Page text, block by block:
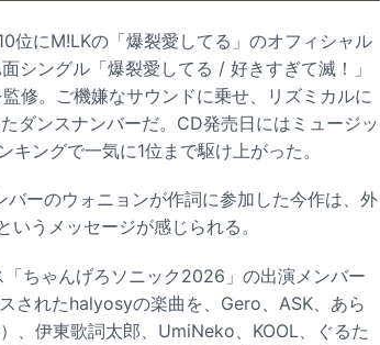
位にM!LKの「爆裂愛してる」のオフィシャル
シングル「爆裂愛してる / 好きすぎて滅！」
修。ご機嫌なサウンドに乗せ、リズミカルに
ダンスナンバーだ。CD発売日にはミュージッ
ングで一気に1位まで駆け上がった。
ーのウォニョンが作詞に参加した今作は、外
うメッセージが感じられる。
ちゃんげろソニック2026」の出演メンバー
されたhalyosyの楽曲を、Gero、ASK、あら
、伊東歌詞太郎、UmiNeko、KOOL、ぐるた